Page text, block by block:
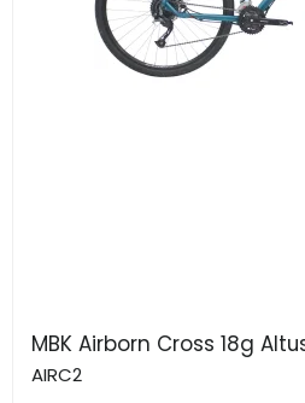
MBK Airborn Cross 18g
AIRC2